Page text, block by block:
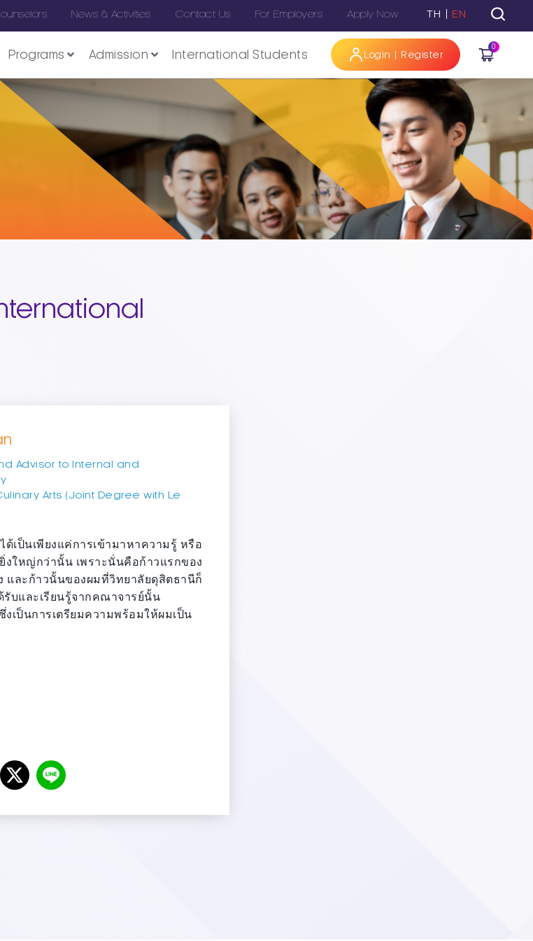
News & Activities Contact Us For Employers Apply Now TH EN
Programs Admission International Students Login | Register
0
Advisor to Internal and
Arts (Joint Degree with Le
ด้เป็นเพียงแค่การเข้ามาหาความรู้ หรือ
งใหญ่กว่านั้น เพราะนั่นคือก้าวแรกของ
และก้าวนั้นของผมที่วิทยาลัยดุสิตธานีก็
รับและเรียนรู้จากคณาจารย์นั้น
เป็นการเตรียมความพร้อมให้ผมเป็น